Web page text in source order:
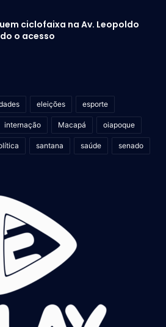
ciclofaixa na Av. Leopoldo
o acesso
eleições esporte
internação Macapá oiapoque
santana saúde senado